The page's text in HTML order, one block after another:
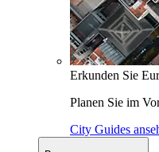
Erkunden Sie
Planen Sie im
City Guides